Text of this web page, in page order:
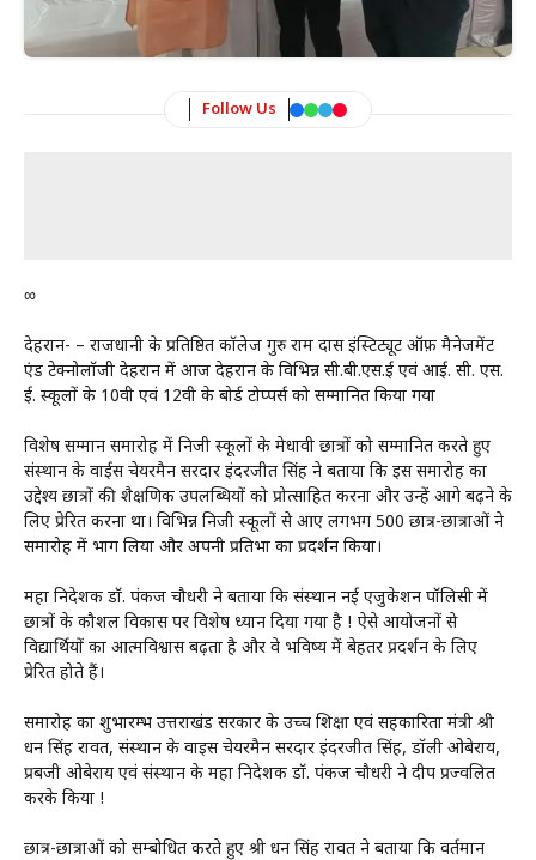
Follow Us
∞
देहरादून- – राजधानी के प्रतिष्ठित कॉलेज गुरु राम दास इंस्टिट्यूट ऑफ़ मैनेजमेंट
एंड टेक्नोलॉजी देहरादून में आज देहरादून के विभिन्न सी.बी.एस.ई एवं आई. सी. एस.
ई. स्कूलों के 10वी एवं 12वी के बोर्ड टोप्पर्स को सम्मानित किया गया
विशेष सम्मान समारोह में निजी स्कूलों के मेधावी छात्रों को सम्मानित करते हुए
संस्थान के वाईस चेयरमैन सरदार इंदरजीत सिंह ने बताया कि इस समारोह का
उद्देश्य छात्रों की शैक्षणिक उपलब्धियों को प्रोत्साहित करना और उन्हें आगे बढ़ने के
लिए प्रेरित करना था। विभिन्न निजी स्कूलों से आए लगभग 500 छात्र-छात्राओं ने
समारोह में भाग लिया और अपनी प्रतिभा का प्रदर्शन किया।
महा निदेशक डॉ. पंकज चौधरी ने बताया कि संस्थान नई एजुकेशन पॉलिसी में
छात्रों के कौशल विकास पर विशेष ध्यान दिया गया है ! ऐसे आयोजनों से
विद्यार्थियों का आत्मविश्वास बढ़ता है और वे भविष्य में बेहतर प्रदर्शन के लिए
प्रेरित होते हैं।
समारोह का शुभारम्भ उत्तराखंड सरकार के उच्च शिक्षा एवं सहकारिता मंत्री श्री
धन सिंह रावत, संस्थान के वाइस चेयरमैन सरदार इंदरजीत सिंह, डॉली ओबेराय,
प्रबजी ओबेराय एवं संस्थान के महा निदेशक डॉ. पंकज चौधरी ने दीप प्रज्वलित
करके किया !
छात्र-छात्राओं को सम्बोधित करते हुए श्री धन सिंह रावत ने बताया कि वर्तमान